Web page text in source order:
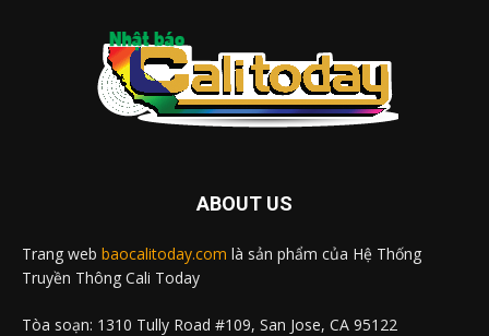
ABOUT US
Trang web baocalitoday.com là sản phẩm của Hệ Thống
Truyền Thông Cali Today
Tòa soạn: 1310 Tully Road #109, San Jose, CA 95122